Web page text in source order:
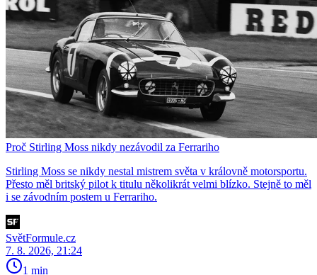
Proč Stirling Moss nikdy nezávodil za Ferrariho
Stirling Moss se nikdy nestal mistrem světa v královně motorsportu.
Přesto měl britský pilot k titulu několikrát velmi blízko. Stejně to měl
i se závodním postem u Ferrariho.
SvětFormule.cz
7. 8. 2026, 21:24
1 min